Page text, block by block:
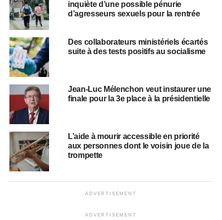
inquiète d’une possible pénurie
d’agresseurs sexuels pour la rentrée
Des collaborateurs ministériels écartés
suite à des tests positifs au socialisme
Jean-Luc Mélenchon veut instaurer une
finale pour la 3e place à la présidentielle
L’aide à mourir accessible en priorité
aux personnes dont le voisin joue de la
trompette
ADVERTISEMENT
ADVERTISEMENT